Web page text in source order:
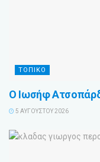
ΤΟΠΙΚΟ
Ο Ιωσήφ
5 ΑΥΓΟΎΣΤΟΥ 2026